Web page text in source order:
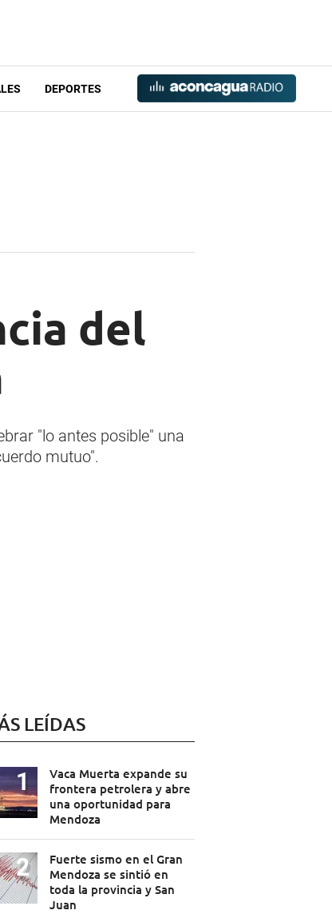
DEPORTES
del
"lo antes posible" una
mutuo".
LEÍDAS
Vaca Muerta expande su
frontera petrolera y abre
una oportunidad para
Mendoza
Fuerte sismo en el Gran
Mendoza se sintió en
toda la provincia y San
Juan